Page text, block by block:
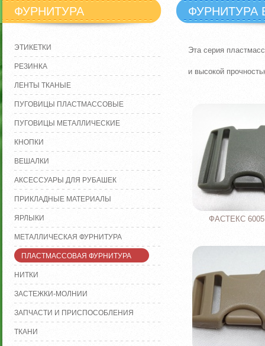
ФУРНИТУРА
ЭТИКЕТКИ
РЕЗИНКА
ЛЕНТЫ ТКАНЫЕ
ПУГОВИЦЫ ПЛАСТМАССОВЫЕ
ПУГОВИЦЫ МЕТАЛЛИЧЕСКИЕ
КНОПКИ
ВЕШАЛКИ
АКСЕССУАРЫ ДЛЯ РУБАШЕК
ПРИКЛАДНЫЕ МАТЕРИАЛЫ
ЯРЛЫКИ
МЕТАЛЛИЧЕСКАЯ ФУРНИТУРА
ПЛАСТМАССОВАЯ ФУРНИТУРА
НИТКИ
ЗАСТЕЖКИ-МОЛНИИ
ЗАПЧАСТИ И ПРИСПОСОБЛЕНИЯ
ТКАНИ
ФУРНИТУРА
Эта серия
и высокой
ФАСТЕКС